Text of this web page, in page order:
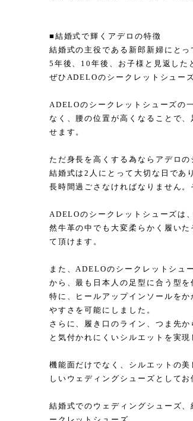
■結婚式で輝くアデロの特徴
結婚式の主役である新郎新婦にと
5年後、10年後、お子様と見返した
ぜひADELOのシークレットシュー
ADELOのシークレットシューズの
なく、腰の位置が高くなることで
せます。
ただ身長を高くする為ならアデロ
結婚式は2人にとって大切な日であ
長時間過ごさなければなりません
ADELOのシークレットシューズは
然牛革の中でも大変柔らかく履い
て頂けます。
また、ADELOのシークレットシュ
から、最も日本人の足型に合う型を
特に、ヒールアップインソールを
やすさを可能にしました。
さらに、履き口のライン、つま先
と気付かれにくいシルエットを実現
機能面だけでなく、シルエットの
しいウェディングシューズとしてお
結婚式でのウェディングシューズ